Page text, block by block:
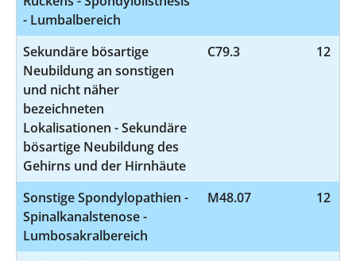
- Lumbalbereich
Sekundäre bösartige
Neubildung an sonstigen
und nicht näher
bezeichneten
Lokalisationen - Sekundäre
bösartige Neubildung des
Gehirns und der Hirnhäute
C79.3 12
Sonstige Spondylopathien -
Spinalkanalstenose -
Lumbosakralbereich
M48.07 12